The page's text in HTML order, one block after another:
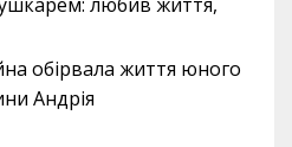
обірвала життя юного
Андрія